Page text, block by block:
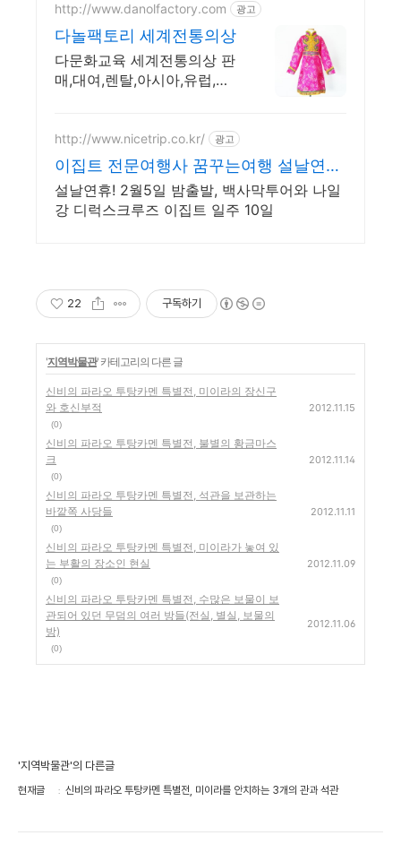
http://www.danolfactory.com 광고
다놀팩토리 세계전통의상
다문화교육 세계전통의상 판
매,대여,렌탈,아시아,유럽,아
http://www.nicetrip.co.kr/ 광고
이집트 전문여행사 꿈꾸는여행 설날연휴!
2월5일 밤출발
설날연휴! 2월5일 밤출발, 백사막투어와 나일
강 디럭스크루즈 이집트 일주 10일
22 구독하기
'지역박물관' 카테고리의 다른 글
신비의 파라오 투탕카멘 특별전, 미이라의 장신구
와 호신부적
(0)
2012.11.15
신비의 파라오 투탕카멘 특별전, 불별의 황금마스
크
(0)
2012.11.14
신비의 파라오 투탕카멘 특별전, 석관을 보관하는
바깥쪽 사당들
(0)
2012.11.11
신비의 파라오 투탕카멘 특별전, 미이라가 놓여 있
는 부활의 장소인 현실
(0)
2012.11.09
신비의 파라오 투탕카멘 특별전, 수많은 보물이 보
관되어 있던 무덤의 여러 방들(전실, 별실, 보물의
방)
(0)
2012.11.06
'지역박물관'의 다른글
현재글 신비의 파라오 투탕카멘 특별전, 미이라를 안치하는 3개의 관과 석관